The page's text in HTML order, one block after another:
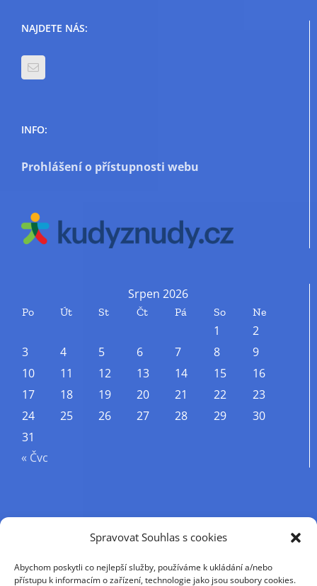
Spravovat Souhlas s cookies
Abychom poskytli co nejlepší služby, používáme k ukládání a/nebo
přístupu k informacím o zařízení, technologie jako jsou soubory cookies.
NAJDETE NÁS:
INFO:
Prohlášení o přístupnosti webu
Srpen 2026
Po Út St Čt Pá So Ne
1
2
3
4 5 6 7 8
9
10
11 12 13 14 15
16
17
18 19 20 21 22
23
24
25 26 27 28 29
30
31
« Čvc
Příjmení
Křestní jméno